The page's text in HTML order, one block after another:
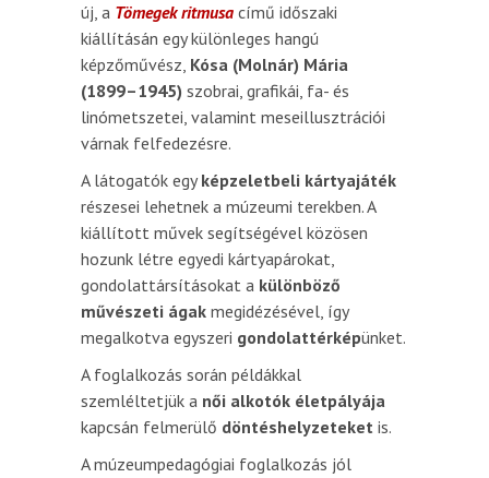
új, a Tömegek ritmusa című időszaki
kiállításán egy különleges hangú
képzőművész, Kósa (Molnár) Mária
(1899–1945) szobrai, grafikái, fa- és
linómetszetei, valamint meseillusztrációi
várnak felfedezésre.
A látogatók egyképzeletbeli kártyajáték
részesei lehetnek a múzeumi terekben. A
kiállított művek segítségével közösen
hozunk létre egyedi kártyapárokat,
gondolattársításokat a különböző
művészeti ágak megidézésével, így
megalkotva egyszeri gondolattérképünket.
A foglalkozás során példákkal
szemléltetjük a női alkotók életpályája
kapcsán felmerülő döntéshelyzeteket is.
A múzeumpedagógiai foglalkozás jól